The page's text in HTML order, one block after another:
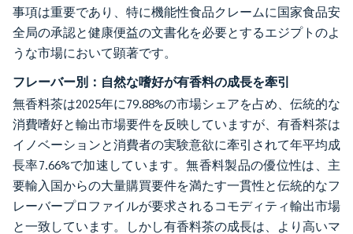
事項は重要であり、特に機能性食品クレームに国家食品安
全局の承認と健康便益の文書化を必要とするエジプトのよ
うな市場において顕著です。
フレーバー別：自然な嗜好が有香料の成長を牽引
無香料茶は2025年に79.88%の市場シェアを占め、伝統的な
消費嗜好と輸出市場要件を反映していますが、有香料茶は
イノベーションと消費者の実験意欲に牽引されて年平均成
長率7.66%で加速しています。無香料製品の優位性は、主
要輸入国からの大量購買要件を満たす一貫性と伝統的なフ
レーバープロファイルが要求されるコモディティ輸出市場
と一致しています。しかし有香料茶の成長は、より高いマ